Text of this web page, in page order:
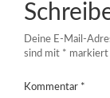
Deine E-Mail-
sind mit * markiert
Kommentar *